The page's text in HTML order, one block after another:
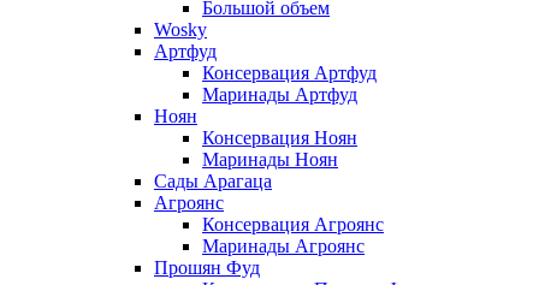
Большой объем
Wosky
Артфуд
Консервация Артфуд
Маринады Артфуд
Ноян
Консервация Ноян
Маринады Ноян
Сады Арагаца
Агроянс
Консервация Агроянс
Маринады Агроянс
Прошян Фуд